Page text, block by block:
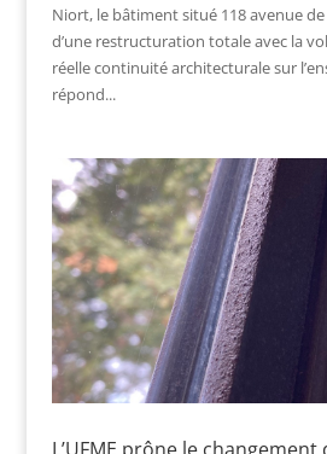
Niort, le bâtiment situé 118 avenue de
d’une restructuration totale avec la
réelle continuité architecturale sur
répond...